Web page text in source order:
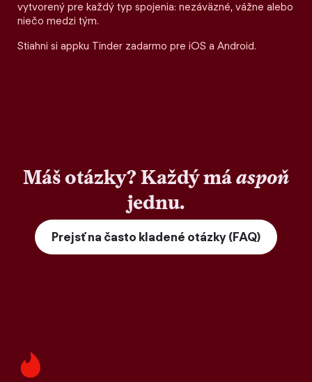
vytvorený pre každý typ spojenia: nezáväzné, vážne alebo
niečo medzi tým.
Stiahni si appku Tinder zadarmo pre iOS a Android.
Máš otázky? Každý máaspoň
jednu.
Prejsť na často kladené otázky (FAQ)